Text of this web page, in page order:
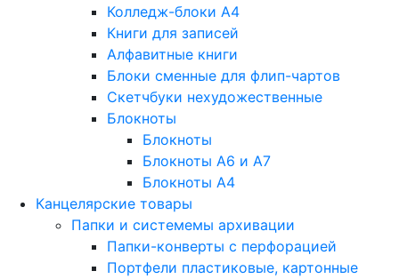
Колледж-блоки А4
Книги для записей
Алфавитные книги
Блоки сменные для флип-чартов
Скетчбуки нехудожественные
Блокноты
Блокноты
Блокноты A6 и A7
Блокноты A4
Канцелярские товары
Папки и системемы архивации
Папки-конверты с перфорацией
Портфели пластиковые, картонные